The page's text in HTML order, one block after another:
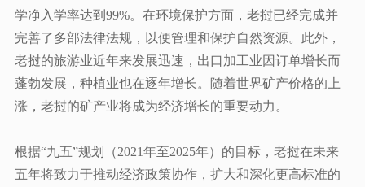
学净入学率达到99%。在环境保护方面，老挝已经完成并
完善了多部法律法规，以便管理和保护自然资源。此外，
老挝的旅游业近年来发展迅速，出口加工业因订单增长而
蓬勃发展，种植业也在逐年增长。随着世界矿产价格的上
涨，老挝的矿产业将成为经济增长的重要动力。
根据“九五”规划（2021年至2025年）的目标，老挝在未来
五年将致力于推动经济政策协作，扩大和深化更高标准的